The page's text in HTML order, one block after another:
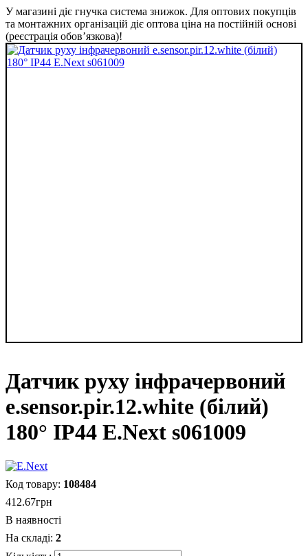
У магазині діє гнучка система знижок. Для оптових покупців
та монтажних організацій діє оптова ціна на постійній основі
(реєстрація обов’язкова)!
Датчик руху інфрачервоний
e.sensor.pir.12.white (білий)
180° IP44 E.Next s061009
108484
412.67грн
В наявності
2